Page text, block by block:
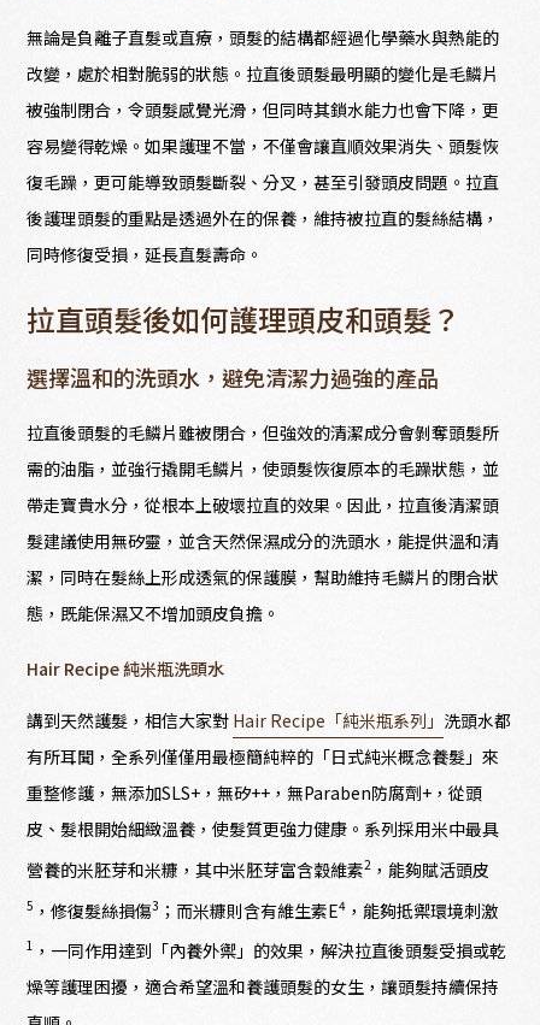
無論是負離子直髮或直療，頭髮的結構都經過化學藥水與熱能的
改變，處於相對脆弱的狀態。拉直後頭髮最明顯的變化是毛鱗片
被強制閉合，令頭髮感覺光滑，但同時其鎖水能力也會下降，更
容易變得乾燥。如果護理不當，不僅會讓直順效果消失、頭髮恢
復毛躁，更可能導致頭髮斷裂、分叉，甚至引發頭皮問題。拉直
後護理頭髮的重點是透過外在的保養，維持被拉直的髮絲結構，
同時修復受損，延長直髮壽命。
拉直頭髮後如何護理頭皮和頭髮？
選擇溫和的洗頭水，避免清潔力過強的產品
拉直後頭髮的毛鱗片雖被閉合，但強效的清潔成分會剝奪頭髮所
需的油脂，並強行撬開毛鱗片，使頭髮恢復原本的毛躁狀態，並
帶走寶貴水分，從根本上破壞拉直的效果。因此，拉直後清潔頭
髮建議使用無矽靈，並含天然保濕成分的洗頭水，能提供溫和清
潔，同時在髮絲上形成透氣的保護膜，幫助維持毛鱗片的閉合狀
態，既能保濕又不增加頭皮負擔。
Hair Recipe 純米瓶洗頭水
講到天然護髮，相信大家對 Hair Recipe「純米瓶系列」 洗頭水都
有所耳聞，全系列僅僅用最極簡純粹的「日式純米概念養髮」來
重整修護，無添加SLS+，無矽++，無Paraben防腐劑+，從頭
皮、髮根開始細緻溫養，使髮質更強力健康。系列採用米中最具
營養的米胚芽和米糠，其中米胚芽富含穀維素2 ，能夠賦活頭皮
5 ，修復髮絲損傷3 ；而米糠則含有維生素E4 ，能夠抵禦環境刺激
1 ，一同作用達到「內養外禦」的效果，解決拉直後頭髮受損或乾
燥等護理困擾，適合希望溫和養護頭髮的女生，讓頭髮持續保持